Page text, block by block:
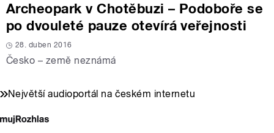
Archeopark v Chotěbuzi – Podoboře se
po dvouleté pauze otevírá veřejnosti
28. duben 2016
Česko – země neznámá
Největší audioportál na českém internetu